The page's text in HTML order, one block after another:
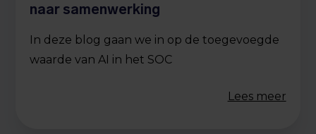
naar samenwerking
In deze blog gaan we in op de toegevoegde
waarde van AI in het SOC
Lees meer